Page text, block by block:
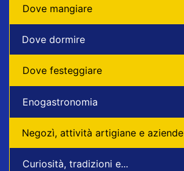
Dove mangiare
Dove dormire
Dove festeggiare
Enogastronomia
Negozì, attività artigiane e aziende
Curiosità, tradizioni e...